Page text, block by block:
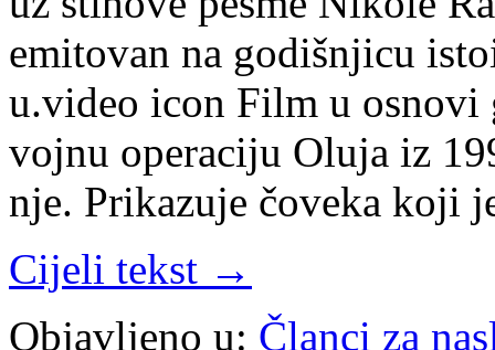
emitovan na godišnjicu
u.video icon Film u osnovi
vojnu operaciju Oluja iz
nje. Prikazuje čoveka koji
Cijeli tekst →
Objavljeno u: Članci za